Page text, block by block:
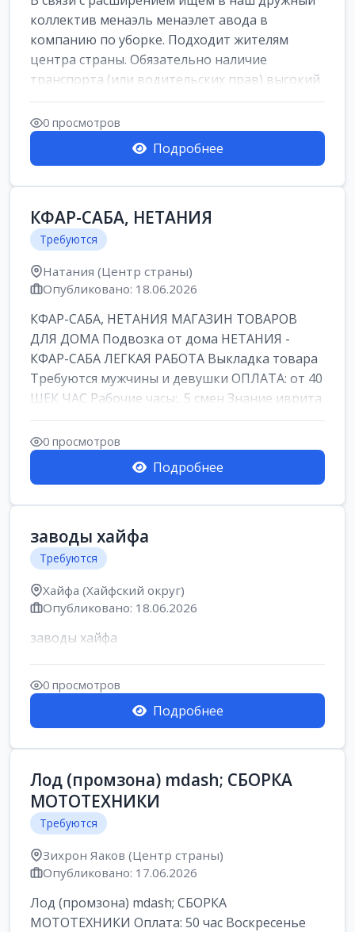
коллектив менаэль менаэлет авода в
компанию по уборке. Подходит жителям
центра страны. Обязательно наличие
транспорта (или водительских прав) высокий
уровень и...
0 просмотров
Подробнее
КФАР-САБА, НЕТАНИЯ
Требуются
Натания (Центр страны)
Опубликовано: 18.06.2026
КФАР-САБА, НЕТАНИЯ МАГАЗИН ТОВАРОВ
ДЛЯ ДОМА Подвозка от дома НЕТАНИЯ -
КФАР-САБА ЛЕГКАЯ РАБОТА Выкладка товара
Требуются мужчины и девушки ОПЛАТА: от 40
ШЕК ЧАС Рабочие часы:, 5 смен Знание иврита
не ...
0 просмотров
Подробнее
заводы хайфа
Требуются
Хайфа (Хайфский округ)
Опубликовано: 18.06.2026
заводы хайфа
0 просмотров
Подробнее
Лод (промзона) mdash; СБОРКА
МОТОТЕХНИКИ
Требуются
Зихрон Яаков (Центр страны)
Опубликовано: 17.06.2026
Лод (промзона) mdash; СБОРКА
МОТОТЕХНИКИ Оплата: 50 час Воскресенье